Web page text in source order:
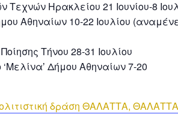
Τεχνών Ηρακλείου 21 Ιουνίου-8
Αθηναίων 10-22 Ιουλίου
Τήνου 28-31 Ιουλίου
‘Μελίναʼ Δήμου Αθηναίων 7-20
δράση ΘΑΛΑΤΤΑ,